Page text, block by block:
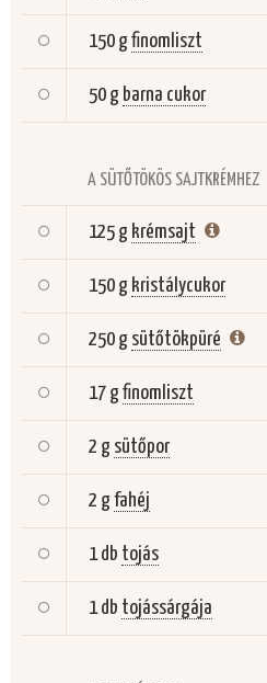
150 gfinomliszt
50 g barna cukor
A SÜTŐTÖKÖS SAJTKRÉMHEZ
125 g krémsajt
150 g kristálycukor
250 g sütőtökpüré
17 gfinomliszt
2 g sütőpor
2 gfahéj
1 db tojás
1 db tojássárgája